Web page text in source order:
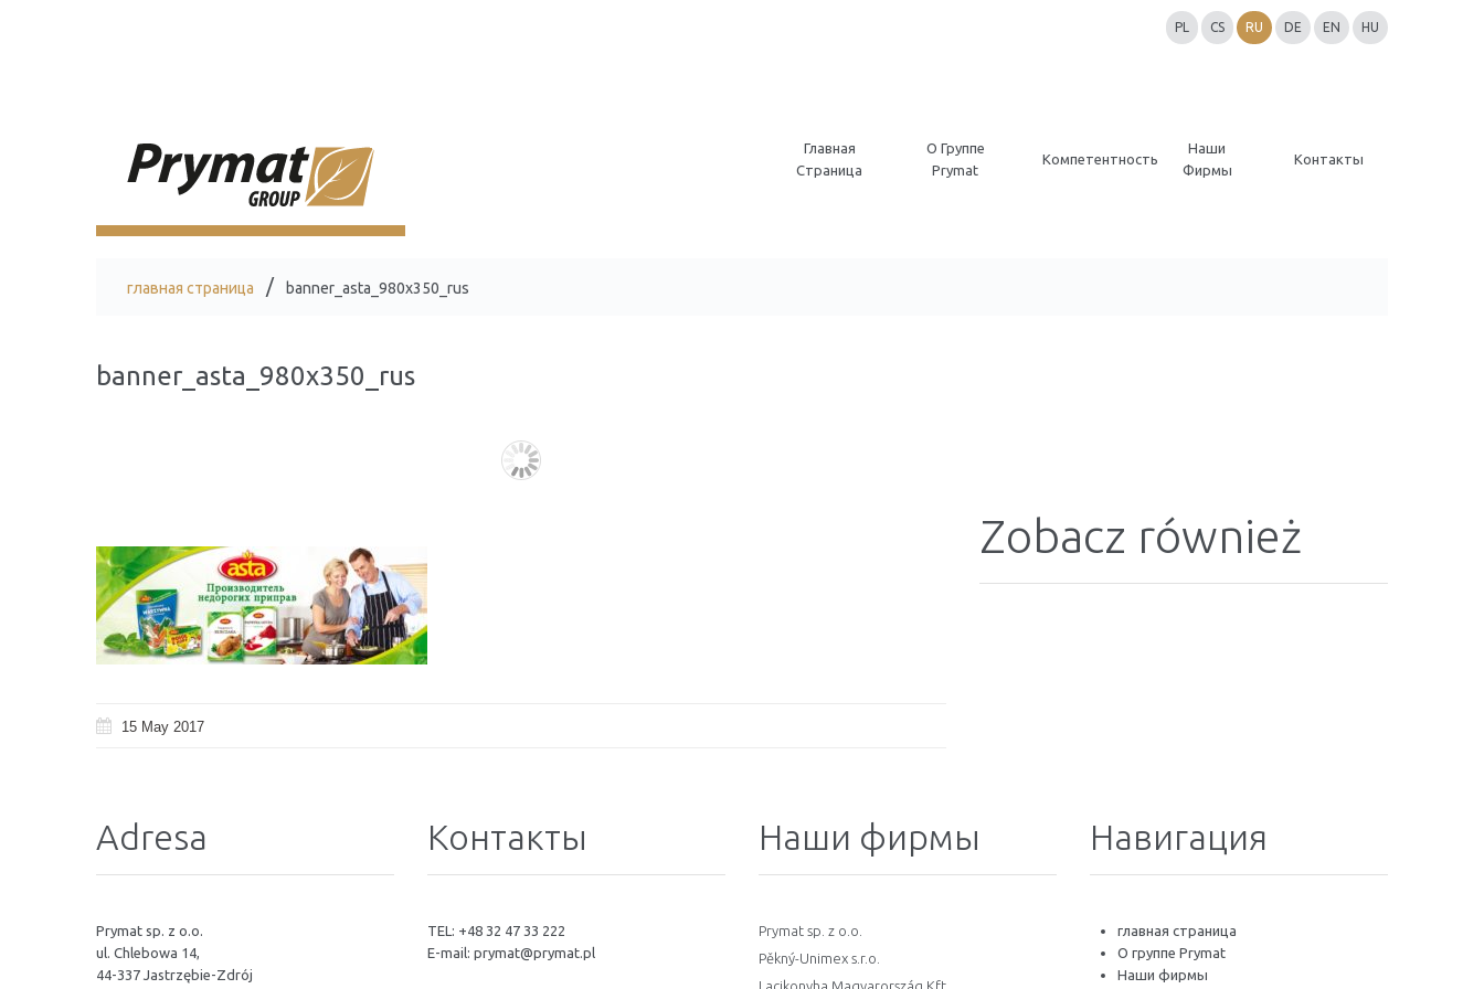
PL CS RU DE EN HU
Главная
Страница
O Группе
Prymat
Компетентность
Наши
Фирмы
Контакты
главная страница banner_asta_980x350_rus
banner_asta_980x350_rus
15 May 2017
Zobacz również
Adresa
Prymat sp. z o.o.
ul. Chlebowa 14,
44-337 Jastrzębie-Zdrój
Контакты
TEL: +48 32 47 33 222
E-mail: prymat@prymat.pl
Наши фирмы
Prymat sp. z o.o.
Pěkný-Unimex s.r.o.
Lacikonyha Magyarország Kft.
Навигация
главная страница
O группе Prymat
Наши фирмы